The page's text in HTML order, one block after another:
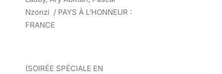
Nzonzi / PAYS À L’HONNEUR :
FRANCE
(SOIRÉE SPÉCIALE EN